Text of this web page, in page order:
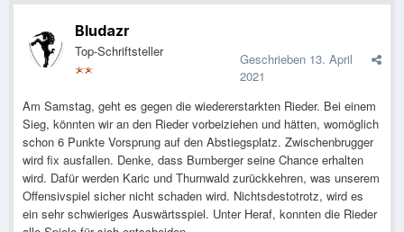
Bludazr
Top-Schriftsteller Geschrieben 13. April
2021
Am Samstag, geht es gegen die wiedererstarkten Rieder. Bei einem
Sieg, könnten wir an den Rieder vorbeiziehen und hätten, womöglich
schon 6 Punkte Vorsprung auf den Abstiegsplatz. Zwischenbrugger
wird fix ausfallen. Denke, dass Bumberger seine Chance erhalten
wird. Dafür werden Karic und Thurnwald zurückkehren, was unserem
Offensivspiel sicher nicht schaden wird. Nichtsdestotrotz, wird es
ein sehr schwieriges Auswärtsspiel. Unter Heraf, konnten die Rieder